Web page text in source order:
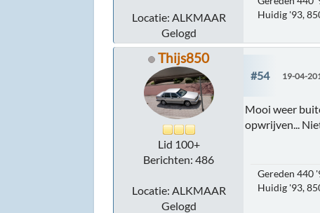
Locatie: ALKMAAR
Gelogd
Huidig '93,
Thijs850
Lid 100+
Berichten: 486
Locatie: ALKMAAR
Gelogd
#54 19-04-
Mooi weer
opwrijven...
Gereden 440
Huidig '93,